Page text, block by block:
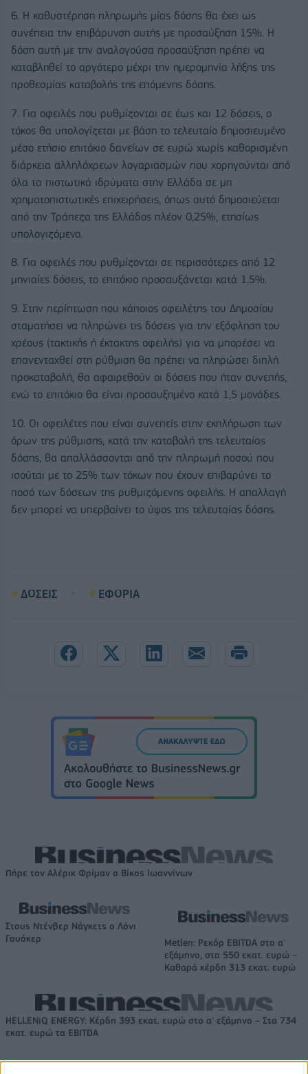
6. Η καθυστέρηση πληρωμής μίας δόσης θα έχει ως
συνέπεια την επιβάρυνση αυτής με προσαύξηση 15%. Η
δόση αυτή με την αναλογούσα προσαύξηση πρέπει να
καταβληθεί το αργότερο μέχρι την ημερομηνία λήξης της
προθεσμίας καταβολής της επόμενης δόσης.
7. Για οφειλές που ρυθμίζονται σε έως και 12 δόσεις, ο
τόκος θα υπολογίζεται με βάση το τελευταίο δημοσιευμένο
μέσο ετήσιο επιτόκιο δανείων σε ευρώ χωρίς καθορισμένη
διάρκεια αλληλόχρεων λογαριασμών που χορηγούνται από
όλα τα πιστωτικά ιδρύματα στην Ελλάδα σε μη
χρηματοπιστωτικές επιχειρήσεις, όπως αυτό δημοσιεύεται
από την Τράπεζα της Ελλάδος πλέον 0,25%, ετησίως
υπολογιζόμενο.
8. Για οφειλές που ρυθμίζονται σε περισσότερες από 12
μηνιαίες δόσεις, το επιτόκιο προσαυξάνεται κατά 1,5%.
9. Στην περίπτωση που κάποιος οφειλέτης του Δημοσίου
σταματήσει να πληρώνει τις δόσεις για την εξόφληση του
χρέους (τακτικής ή έκτακτης οφειλής) για να μπορέσει να
επανενταχθεί στη ρύθμιση θα πρέπει να πληρώσει διπλή
προκαταβολή, θα αφαιρεθούν οι δόσεις που ήταν συνεπής,
ενώ το επιτόκιο θα είναι προσαυξημένο κατά 1,5 μονάδες.
10. Οι οφειλέτες που είναι συνεπείς στην εκπλήρωση των
όρων της ρύθμισης, κατά την καταβολή της τελευταίας
δόσης, θα απαλλάσσονται από την πληρωμή ποσού που
ισούται με το 25% των τόκων που έχουν επιβαρύνει το
ποσό των δόσεων της ρυθμιζόμενης οφειλής. Η απαλλαγή
δεν μπορεί να υπερβαίνει το ύψος της τελευταίας δόσης.
ΔΟΣΕΙΣ ΕΦΟΡΙΑ
Πήρε τον Αλέρικ Φρίμαν ο Βίκος Ιωαννίνων
Στους Ντένβερ Νάγκετς ο Λόνι
Γουόκερ
Metlen: Ρεκόρ EBITDA στο α'
εξάμηνο, στα 550 εκατ. ευρώ –
Καθαρά κέρδη 313 εκατ. ευρώ
HELLENiQ ENERGY: Κέρδη 393 εκατ. ευρώ στο α' εξάμηνο – Στα 734
εκατ. ευρώ τα EBITDA